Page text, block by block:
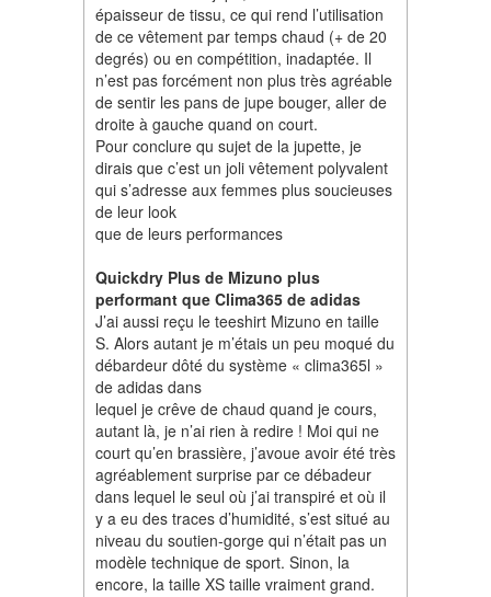
épaisseur de tissu, ce qui rend l’utilisation
de ce vêtement par temps chaud (+ de 20
degrés) ou en compétition, inadaptée. Il
n’est pas forcément non plus très agréable
de sentir les pans de jupe bouger, aller de
droite à gauche quand on court.
Pour conclure qu sujet de la jupette, je
dirais que c’est un joli vêtement polyvalent
qui s’adresse aux femmes plus soucieuses
de leur look
que de leurs performances
Quickdry Plus de Mizuno plus
performant que Clima365 de adidas
J’ai aussi reçu le teeshirt Mizuno en taille
S. Alors autant je m’étais un peu moqué du
débardeur dôté du système « clima365l »
de adidas dans
lequel je crêve de chaud quand je cours,
autant là, je n’ai rien à redire ! Moi qui ne
court qu’en brassière, j’avoue avoir été très
agréablement surprise par ce débadeur
dans lequel le seul où j’ai transpiré et où il
y a eu des traces d’humidité, s’est situé au
niveau du soutien-gorge qui n’était pas un
modèle technique de sport. Sinon, la
encore, la taille XS taille vraiment grand.